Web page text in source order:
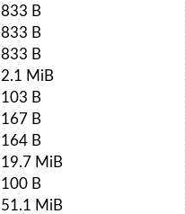
833 B
833 B
833 B
2.1 MiB
103 B
167 B
164 B
19.7 MiB
100 B
51.1 MiB